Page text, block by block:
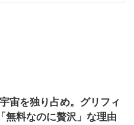
宙を独り占め。グリフィ
無料なのに贅沢」な理由